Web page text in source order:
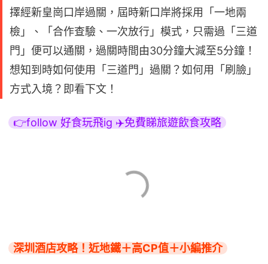
擇經新皇崗口岸過關，屆時新口岸將採用「一地兩
檢」、「合作查驗、一次放行」模式，只需過「三道
門」便可以通關，過關時間由30分鐘大減至5分鐘！
想知到時如何使用「三道門」過關？如何用「刷臉」
方式入境？即看下文！
👉follow 好食玩飛ig ✈️免費睇旅遊飲食攻略
深圳酒店攻略！近地鐵＋高CP值＋小編推介